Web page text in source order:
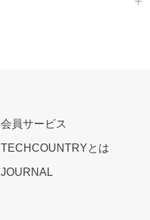
会員サービス
TECHCOUNTRYとは
JOURNAL